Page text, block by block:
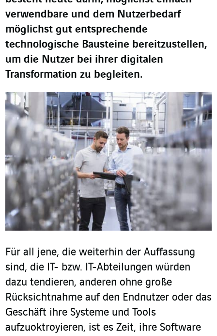
verwendbare und dem Nutzerbedarf
möglichst gut entsprechende
technologische Bausteine bereitzustellen,
um die Nutzer bei ihrer digitalen
Transformation zu begleiten.
Für all jene, die weiterhin der Auffassung
sind, die IT- bzw. IT-Abteilungen würden
dazu tendieren, anderen ohne große
Rücksichtnahme auf den Endnutzer oder das
Geschäft ihre Systeme und Tools
aufzuoktroyieren, ist es Zeit, ihre Software